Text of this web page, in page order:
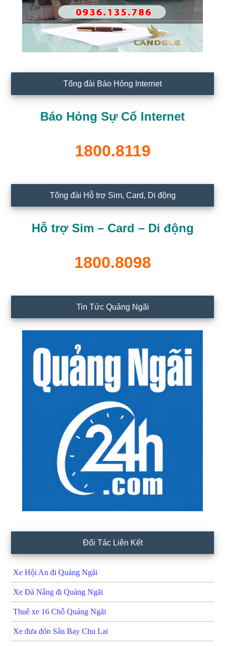
Tổng đài Báo Hỏng Internet
Báo Hỏng Sự Cố Internet
1800.8119
Tổng đài Hỗ trợ Sim, Card, Di động
Hỗ trợ Sim – Card – Di động
1800.8098
Tin Tức Quảng Ngãi
Đối Tác Liên Kết
Xe Hội An đi Quảng Ngãi
Xe Đà Nẵng đi Quảng Ngãi
Thuê xe 16 Chỗ Quảng Ngãi
Xe đưa đón Sân Bay Chu Lai